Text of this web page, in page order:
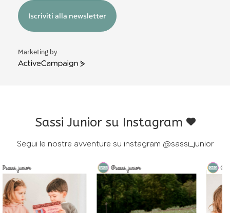
Iscriviti alla newsletter
Marketing by
ActiveCampaign
Sassi Junior su Instagram
Segui le nostre avventure su instagram @sassi_junior